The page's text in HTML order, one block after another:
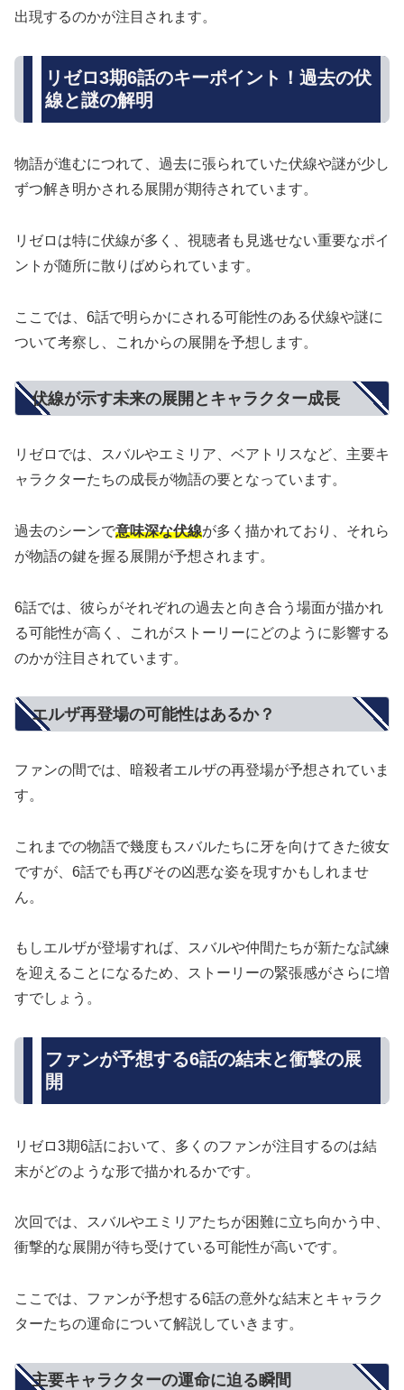
出現するのかが注目されます。
リゼロ3期6話のキーポイント！過去の伏
線と謎の解明
物語が進むにつれて、過去に張られていた伏線や謎が少し
ずつ解き明かされる展開が期待されています。
リゼロは特に伏線が多く、視聴者も見逃せない重要なポイ
ントが随所に散りばめられています。
ここでは、6話で明らかにされる可能性のある伏線や謎に
ついて考察し、これからの展開を予想します。
伏線が示す未来の展開とキャラクター成長
リゼロでは、スバルやエミリア、ベアトリスなど、主要キ
ャラクターたちの成長が物語の要となっています。
過去のシーンで意味深な伏線が多く描かれており、それら
が物語の鍵を握る展開が予想されます。
6話では、彼らがそれぞれの過去と向き合う場面が描かれ
る可能性が高く、これがストーリーにどのように影響する
のかが注目されています。
エルザ再登場の可能性はあるか？
ファンの間では、暗殺者エルザの再登場が予想されていま
す。
これまでの物語で幾度もスバルたちに牙を向けてきた彼女
ですが、6話でも再びその凶悪な姿を現すかもしれませ
ん。
もしエルザが登場すれば、スバルや仲間たちが新たな試練
を迎えることになるため、ストーリーの緊張感がさらに増
すでしょう。
ファンが予想する6話の結末と衝撃の展
開
リゼロ3期6話において、多くのファンが注目するのは結
末がどのような形で描かれるかです。
次回では、スバルやエミリアたちが困難に立ち向かう中、
衝撃的な展開が待ち受けている可能性が高いです。
ここでは、ファンが予想する6話の意外な結末とキャラク
ターたちの運命について解説していきます。
主要キャラクターの運命に迫る瞬間